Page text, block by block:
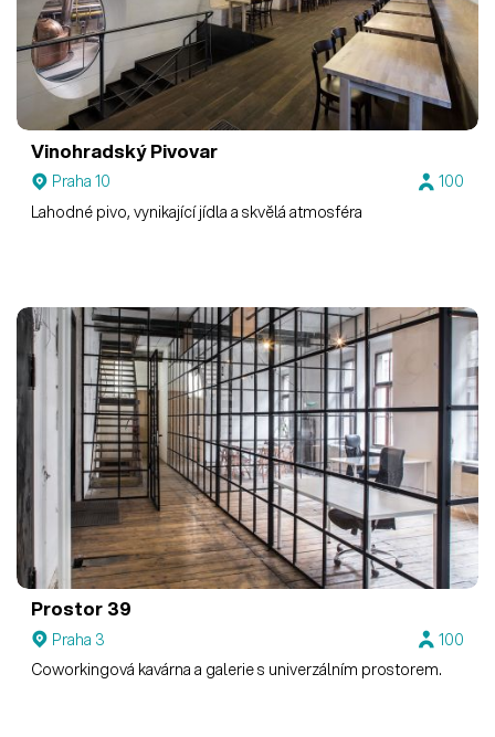
Vinohradský Pivovar
Praha 10
100
Lahodné pivo, vynikající jídla a skvělá atmosféra
Prostor 39
Praha 3
100
Coworkingová kavárna a galerie s univerzálním prostorem.